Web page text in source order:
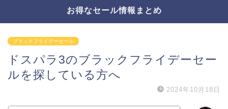
お得なセール情報まとめ
ブラックフライデーセール
ドスパラ3のブラックフライデーセー
ルを探している方へ
2024年10月18日